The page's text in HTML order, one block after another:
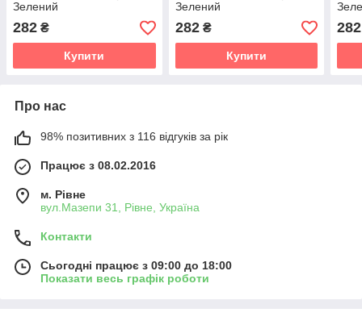
Зелений
282 ₴
Купити
Зелений
282₴
Купити
282
Про нас
98% позитивних з 116 відгуків за рік
Працює з 08.02.2016
м. Рівне
вул.Мазепи 31, Рівне, Україна
Контакти
Сьогодні працює з 09:00 до 18:00
Показати весь графік роботи